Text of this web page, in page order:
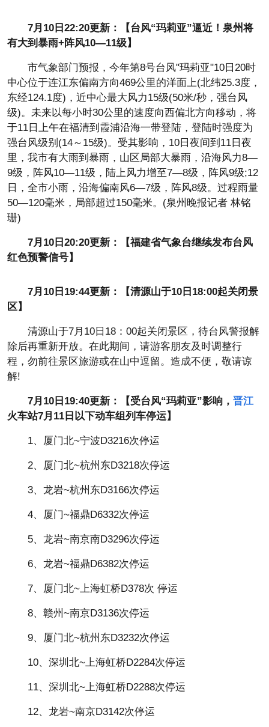
7月10日22:20更新：【台风“玛莉亚”逼近！泉州将
有大到暴雨+阵风10—11级】
市气象部门预报，今年第8号台风"玛莉亚"10日20时
中心位于连江东偏南方向469公里的洋面上(北纬25.3度，
东经124.1度)，近中心最大风力15级(50米/秒，强台风
级)。未来以每小时30公里的速度向西偏北方向移动，将
于11日上午在福清到霞浦沿海一带登陆，登陆时强度为
强台风级别(14～15级)。受其影响，10日夜间到11日夜
里，我市有大雨到暴雨，山区局部大暴雨，沿海风力8—
9级，阵风10—11级，陆上风力增至7—8级，阵风9级;12
日，全市小雨，沿海偏南风6—7级，阵风8级。过程雨量
50—120毫米，局部超过150毫米。(泉州晚报记者 林铭
珊)
7月10日20:20更新：【福建省气象台继续发布台风
红色预警信号】
7月10日19:44更新：【清源山于10日18:00起关闭景
区】
清源山于7月10日18：00起关闭景区，待台风警报解
除后再重新开放。在此期间，请游客朋友及时调整行
程，勿前往景区旅游或在山中逗留。造成不便，敬请谅
解!
7月10日19:40更新：【受台风“玛莉亚”影响， 晋江
火车站7月11日以下动车组列车停运】
1、厦门北~宁波D3216次停运
2、厦门北~杭州东D3218次停运
3、龙岩~杭州东D3166次停运
4、厦门~福鼎D6332次停运
5、龙岩~南京南D3296次停运
6、龙岩~福鼎D6382次停运
7、厦门北~上海虹桥D378次 停运
8、赣州~南京D3136次停运
9、厦门北~杭州东D3232次停运
10、深圳北~上海虹桥D2284次停运
11、深圳北~上海虹桥D2288次停运
12、龙岩~南京D3142次停运